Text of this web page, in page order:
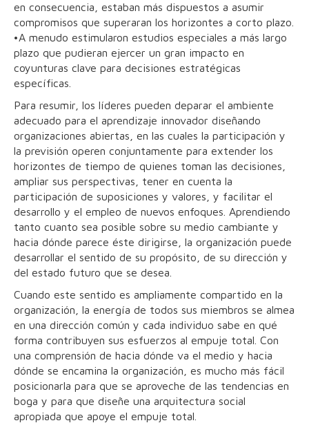
en consecuencia, estaban más dispuestos a asumir
compromisos que superaran los horizontes a corto plazo.
•A menudo estimularon estudios especiales a más largo
plazo que pudieran ejercer un gran impacto en
coyunturas clave para decisiones estratégicas
específicas.
Para resumir, los líderes pueden deparar el ambiente
adecuado para el aprendizaje innovador diseñando
organizaciones abiertas, en las cuales la participación y
la previsión operen conjuntamente para extender los
horizontes de tiempo de quienes toman las decisiones,
ampliar sus perspectivas, tener en cuenta la
participación de suposiciones y valores, y facilitar el
desarrollo y el empleo de nuevos enfoques. Aprendiendo
tanto cuanto sea posible sobre su medio cambiante y
hacia dónde parece éste dirigirse, la organización puede
desarrollar el sentido de su propósito, de su dirección y
del estado futuro que se desea.
Cuando este sentido es ampliamente compartido en la
organización, la energía de todos sus miembros se almea
en una dirección común y cada individuo sabe en qué
forma contribuyen sus esfuerzos al empuje total. Con
una comprensión de hacia dónde va el medio y hacia
dónde se encamina la organización, es mucho más fácil
posicionarla para que se aproveche de las tendencias en
boga y para que diseñe una arquitectura social
apropiada que apoye el empuje total.